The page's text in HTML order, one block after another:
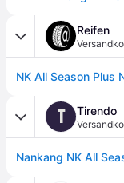
Reifen
NK All Season Plus
T Tirendo